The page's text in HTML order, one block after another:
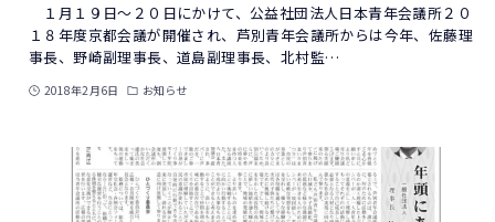
１月１９日～２０日にかけて、公益社団法人日本青年会議所２０
１８年度京都会議が開催され、芦別青年会議所からは今年、佐藤理
事長、野崎副理事長、道島副理事長、北村監…
2018年2月6日 お知らせ